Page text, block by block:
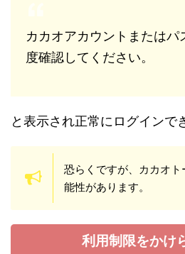
カカオアカウントまたはパ
度確認してください。
と表示され正常にログインで
恐らくですが、カカオ
能性があります。
利用制限をかけ